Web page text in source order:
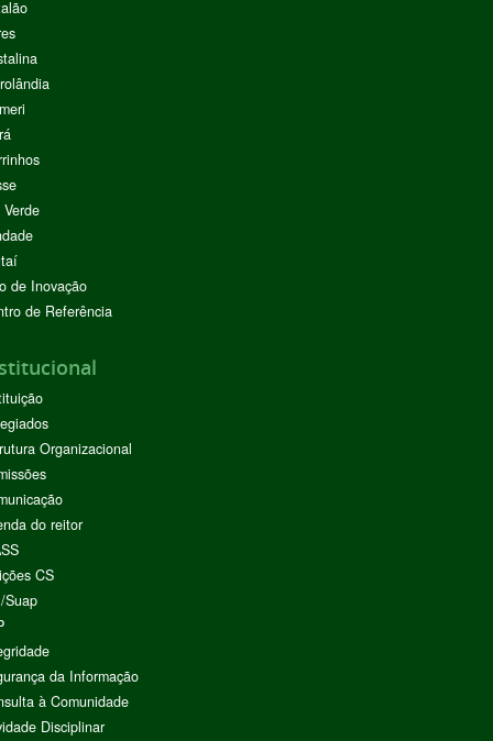
de Inovação
de Referência
Organizacional
do reitor
CS
Suap
da Informação
à Comunidade
Disciplinar